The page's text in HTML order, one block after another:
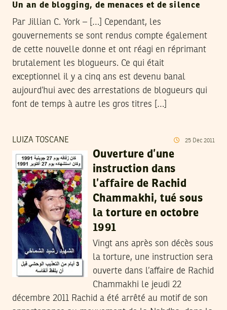
Un an de blogging, de menaces et de silence
Par Jillian C. York – […] Cependant, les
gouvernements se sont rendus compte également
de cette nouvelle donne et ont réagi en réprimant
brutalement les blogueurs. Ce qui était
exceptionnel il y a cinq ans est devenu banal
aujourd’hui avec des arrestations de blogueurs qui
font de temps à autre les gros titres […]
LUIZA TOSCANE 25 Dec 2011
Ouverture d’une
instruction dans
l’affaire de Rachid
Chammakhi, tué sous
la torture en octobre
1991
Vingt ans après son décès sous
la torture, une instruction sera
ouverte dans l’affaire de Rachid
Chammakhi le jeudi 22
décembre 2011 Rachid a été arrêté au motif de son